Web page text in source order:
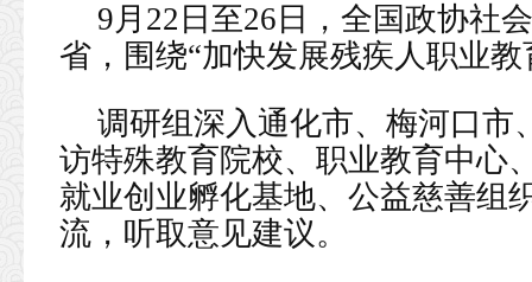
9月22日至26日，全国政协社
省，围绕“加快发展残疾人职业
调研组深入通化市、梅河口市
访特殊教育院校、职业教育中心
就业创业孵化基地、公益慈善组
流，听取意见建议。